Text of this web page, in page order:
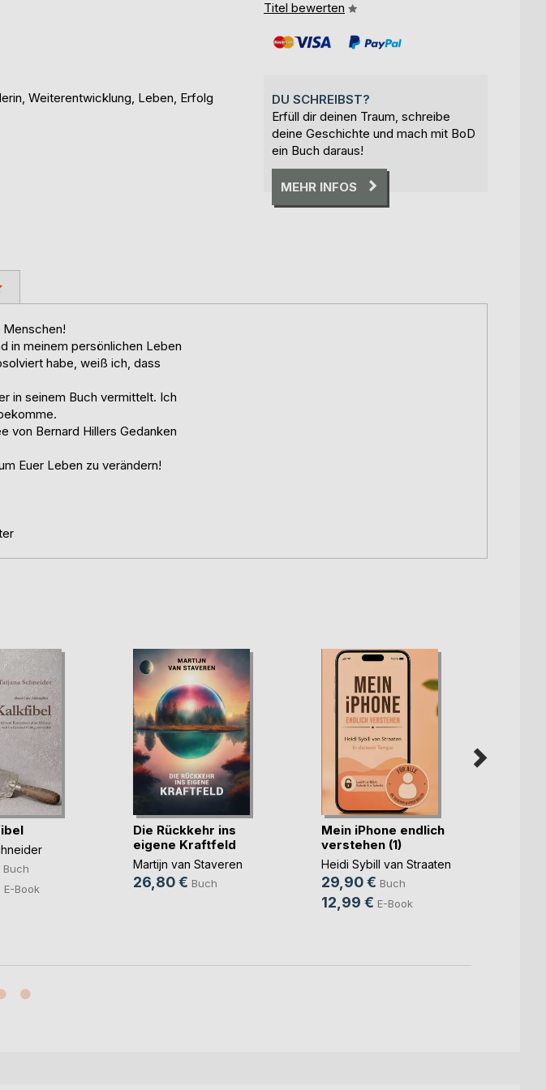
Weiterentwicklung, Leben, Erfolg
Titel bewerten
DU SCHREIBST?
Erfüll dir deinen Traum, schreibe
deine Geschichte und mach mit BoD
ein Buch daraus!
MEHR INFOS
Menschen!
in meinem persönlichen Leben
habe, weiß ich, dass
in seinem Buch vermittelt. Ich
von Bernard Hillers Gedanken
Euer Leben zu verändern!
Buch
E-Book
Die Rückkehr ins
eigene Kraftfeld
Martijn van Staveren
26,80 € Buch
Mein iPhone endlich
verstehen (1)
Heidi Sybill van Straaten
29,90 € Buch
12,99 € E-Book